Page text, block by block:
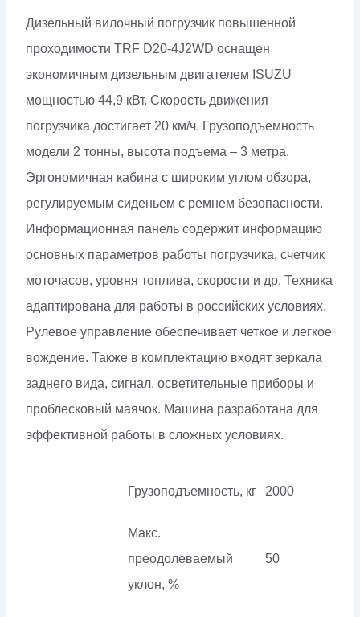
Дизельный вилочный погрузчик повышенной
проходимости TRF D20-4J2WD оснащен
экономичным дизельным двигателем ISUZU
мощностью 44,9 кВт. Скорость движения
погрузчика достигает 20 км/ч. Грузоподъемность
модели 2 тонны, высота подъема – 3 метра.
Эргономичная кабина с широким углом обзора,
регулируемым сиденьем с ремнем безопасности.
Информационная панель содержит информацию
основных параметров работы погрузчика, счетчик
моточасов, уровня топлива, скорости и др. Техника
адаптирована для работы в российских условиях.
Рулевое управление обеспечивает четкое и легкое
вождение. Также в комплектацию входят зеркала
заднего вида, сигнал, осветительные приборы и
проблесковый маячок. Машина разработана для
эффективной работы в сложных условиях.
Грузоподъемность, кг 2000
Макс.
преодолеваемый
уклон, %
50